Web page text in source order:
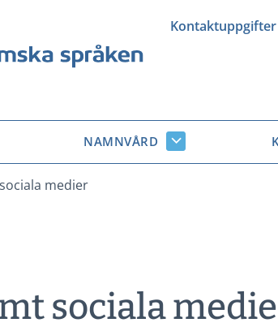
Kontaktuppgifter
NAMNVÅRD
Namnvård
undersidor
medier
sociala